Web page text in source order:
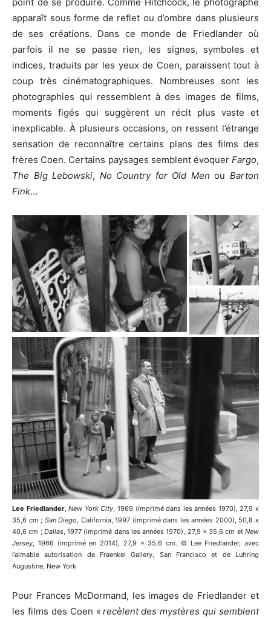
apparaît sous forme de reflet ou d’ombre dans plusieurs
de ses créations. Dans ce monde de Friedlander où
parfois il ne se passe rien, les signes, symboles et
indices, traduits par les yeux de Coen, paraissent tout à
coup très cinématographiques. Nombreuses sont les
photographies qui ressemblent à des images de films,
moments figés qui suggèrent un récit plus vaste et
inexplicable. À plusieurs occasions, on ressent l’étrange
sensation de reconnaître certains plans des films des
frères Coen. Certains paysages semblent évoquer Fargo,
The Big Lebowski, No Country for Old Men ouBarton
Fink…
Lee Friedlander,New York City , 1969 (imprimé dans les années 1970), 27,9 x
35,6 cm ; San Diego , California, 1997 (imprimé dans les années 2000), 50,8 x
40,6 cm ; Dallas, 1977 (imprimé dans les années 1970), 27,9 x 35,6 cm etNew
Jersey , 1966 (imprimé en 2014), 27,9 x 35,6 cm. © Lee Friedlander, avec
l’aimable autorisation de Fraenkel Gallery, San Francisco et de Luhring
Augustine, New York
Pour Frances McDormand, les images de Friedlander et
les films des Coen « recèlent des mystères qui semblent